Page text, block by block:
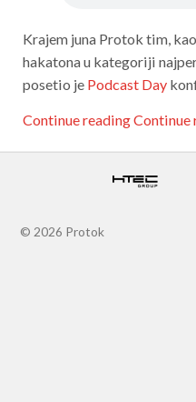
Krajem juna Protok tim,
hakatona u kategoriji
posetio je Podcast Day
Continue readingContinue
© 2026 Protok